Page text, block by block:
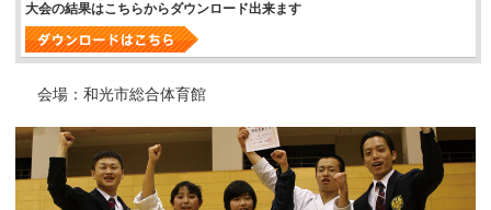
大会の結果はこちらからダウンロード出来ます
会場：和光市総合体育館